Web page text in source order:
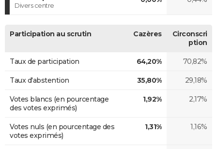
Divers centre
Participation au scrutin Cazères
Circonscri
ption
Taux de participation 64,20% 70,82%
Taux d'abstention 35,80% 29,18%
Votes blancs (en pourcentage
des votes exprimés)
1,92% 2,17%
Votes nuls (en pourcentage des
votes exprimés)
1,31% 1,16%